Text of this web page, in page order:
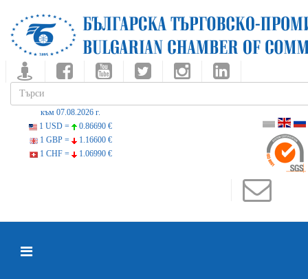
към 07.08.2026 г.
1 USD =
0.86690 €
1 GBP =
1.16600 €
1 CHF =
1.06990 €